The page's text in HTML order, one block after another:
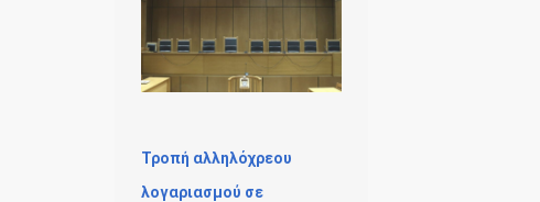
Τροπή αλληλόχρεου
λογαριασμού σε